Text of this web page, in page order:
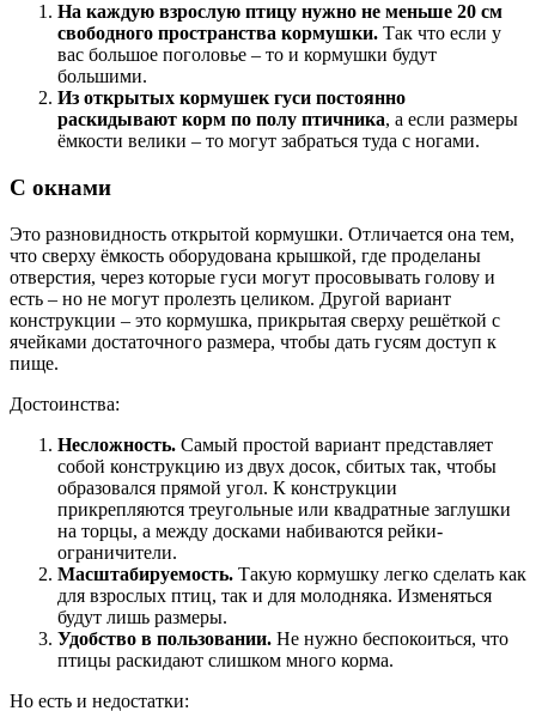
На каждую взрослую птицу нужно не меньше 20 см
свободного пространства кормушки. Так что если у
вас большое поголовье – то и кормушки будут
большими.
Из открытых кормушек гуси постоянно
раскидывают корм по полу птичника, а если размеры
ёмкости велики – то могут забраться туда с ногами.
С окнами
Это разновидность открытой кормушки. Отличается она тем,
что сверху ёмкость оборудована крышкой, где проделаны
отверстия, через которые гуси могут просовывать голову и
есть – но не могут пролезть целиком. Другой вариант
конструкции – это кормушка, прикрытая сверху решёткой с
ячейками достаточного размера, чтобы дать гусям доступ к
пище.
Достоинства:
Несложность. Самый простой вариант представляет
собой конструкцию из двух досок, сбитых так, чтобы
образовался прямой угол. К конструкции
прикрепляются треугольные или квадратные заглушки
на торцы, а между досками набиваются рейки-
ограничители.
Масштабируемость. Такую кормушку легко сделать как
для взрослых птиц, так и для молодняка. Изменяться
будут лишь размеры.
Удобство в пользовании. Не нужно беспокоиться, что
птицы раскидают слишком много корма.
Но есть и недостатки: